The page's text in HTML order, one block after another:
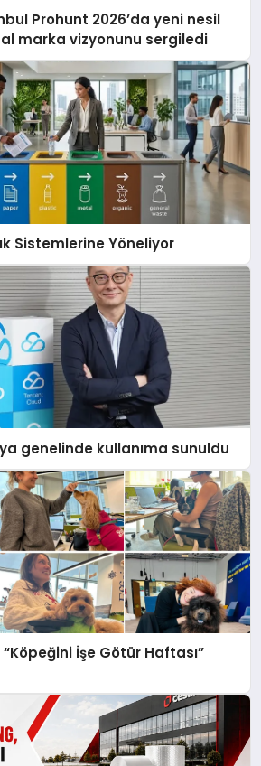
Prohunt 2026’da yeni nesil
marka vizyonunu sergiledi
Sistemlerine Yöneliyor
genelinde kullanıma sunuldu
İşe Götür Haftası”